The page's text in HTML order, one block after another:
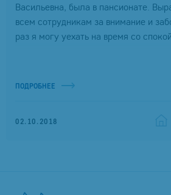
Васильевна, была в пансионате.
всем сотрудникам за внимание и
раз я могу уехать на время со
ПОДРОБНЕЕ
02.10.2018